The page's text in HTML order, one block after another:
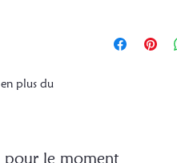
plus du
pour le moment